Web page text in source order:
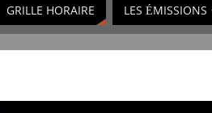
GRILLE HORAIRE LES ÉMISSIONS